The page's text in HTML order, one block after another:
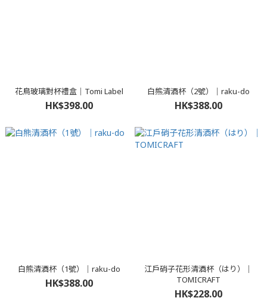
花鳥玻璃對杯禮盒｜Tomi Label
HK$398.00
白熊清酒杯（2號）｜raku-do
HK$388.00
白熊清酒杯（1號）｜raku-do
HK$388.00
江戶硝子花形清酒杯（はり）｜
TOMICRAFT
HK$228.00